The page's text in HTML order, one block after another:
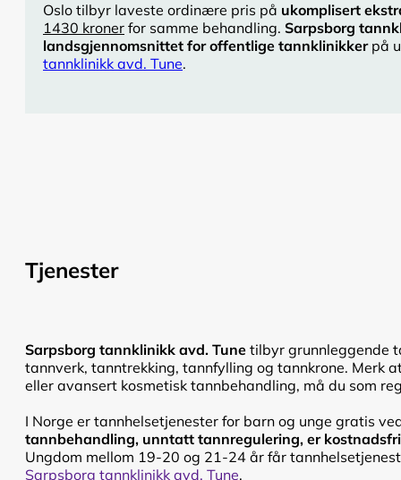
Oslo tilbyr laveste ordinære pris på ukomplisert
1430 kroner for samme behandling. Sarpsborg
landsgjennomsnittet for offentlige tannklinikkerpå
tannklinikk avd. Tune.
Tjenester
Sarpsborg tannklinikk avd. Tune tilbyr grunnleggende
tannverk, tanntrekking, tannfylling og tannkrone. Merk
eller avansert kosmetisk tannbehandling, må du som
I Norge er tannhelsetjenester for barn og unge gratis
tannbehandling, unntatt tannregulering, er
Ungdom mellom 19-20 og 21-24 år får
Sarpsborg tannklinikk avd. Tune.